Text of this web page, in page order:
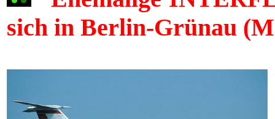
sich in Berlin-Grünau